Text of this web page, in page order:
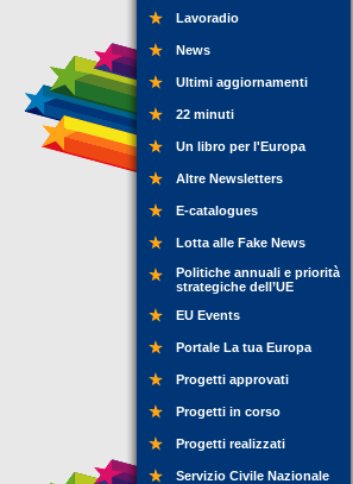
Lavoradio
News
Ultimi aggiornamenti
22 minuti
Un libro per l'Europa
Altre Newsletters
E-catalogues
Lotta alle Fake News
Politiche annuali e priorità
strategiche dell’UE
EU Events
Portale La tua Europa
Progetti approvati
Progetti in corso
Progetti realizzati
Servizio Civile Nazionale